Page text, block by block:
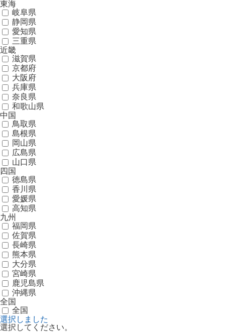
東海
岐阜県
静岡県
愛知県
三重県
近畿
滋賀県
京都府
大阪府
兵庫県
奈良県
和歌山県
中国
鳥取県
島根県
岡山県
広島県
山口県
四国
徳島県
香川県
愛媛県
高知県
九州
福岡県
佐賀県
長崎県
熊本県
大分県
宮崎県
鹿児島県
沖縄県
全国
全国
選択しました
選択してください。